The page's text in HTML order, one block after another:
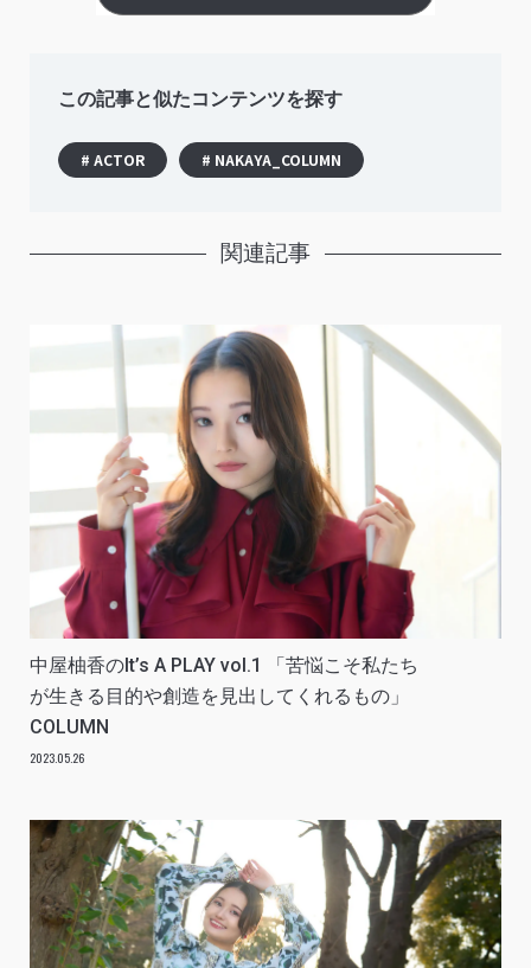
この記事と似たコンテンツを探す
# ACTOR # NAKAYA_COLUMN
関連記事
中屋柚香のIt’s A PLAY vol.1 「苦悩こそ私たち
が生きる目的や創造を見出してくれるもの」
COLUMN
2023.05.26